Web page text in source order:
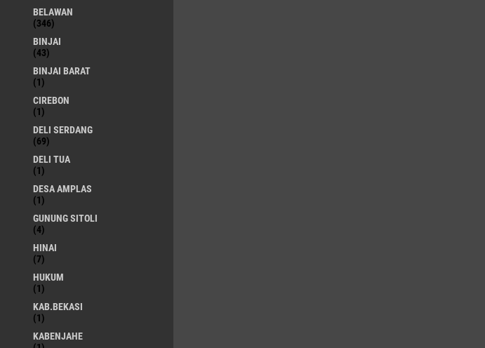
BELAWAN
(346)
BINJAI
(43)
BINJAI BARAT
(1)
CIREBON
(1)
DELI SERDANG
(69)
DELI TUA
(1)
DESA AMPLAS
(1)
GUNUNG SITOLI
(4)
HINAI
(7)
HUKUM
(1)
KAB.BEKASI
(1)
KABENJAHE